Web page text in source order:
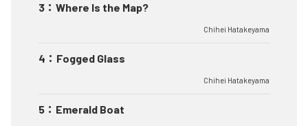
3 ： Where Is the Map?
Chihei Hatakeyama
4 ： Fogged Glass
Chihei Hatakeyama
5 ： Emerald Boat